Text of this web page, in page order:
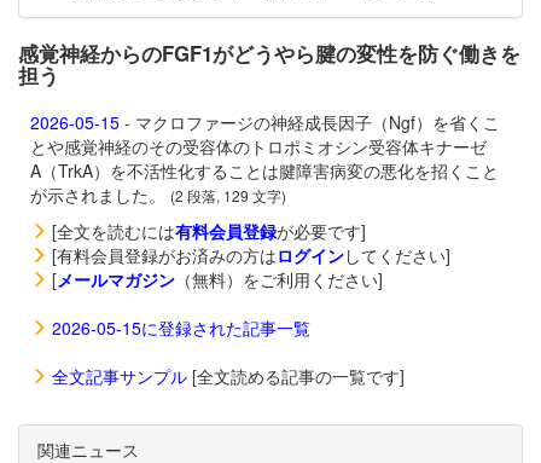
感覚神経からのFGF1がどうやら腱の変性を防ぐ働きを
担う
2026-05-15 - マクロファージの神経成長因子（Ngf）を省くこ
とや感覚神経のその受容体のトロポミオシン受容体キナーゼ
A（TrkA）を不活性化することは腱障害病変の悪化を招くこと
が示されました。
(2 段落, 129 文字)
[全文を読むには有料会員登録が必要です]
[有料会員登録がお済みの方はログインしてください]
[メールマガジン （無料）をご利用ください]
2026-05-15に登録された記事一覧
全文記事サンプル [全文読める記事の一覧です]
関連ニュース